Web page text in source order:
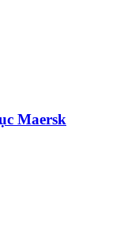
Maersk